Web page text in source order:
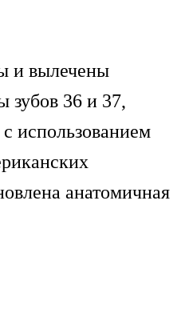
и вылечены
зубов 36 и 37,
использованием
анатомичная